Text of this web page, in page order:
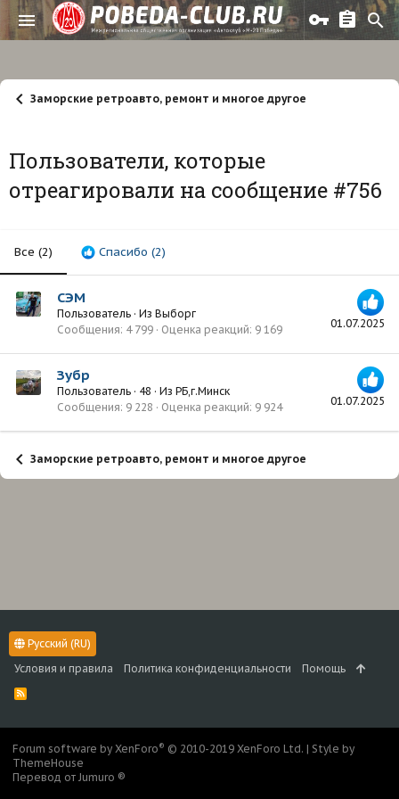
Заморские ретроавто, ремонт и многое другое
Пользователи, которые
отреагировали на сообщение #756
Все (2) Спасибо (2)
01.07.2025
СЭМ
Пользователь · Из Выборг
Сообщения 4 799 Оценка реакций 9 169
01.07.2025
Зубр
Пользователь · 48 · Из РБ,г.Минск
Сообщения 9 228 Оценка реакций 9 924
Заморские ретроавто, ремонт и многое другое
Русский (RU)
Условия и правила
Политика конфиденциальности Помощь
R
S
Forum software by XenForo® © 2010-2019 XenForo Ltd. | Style by
ThemeHouse
Перевод от Jumuro ®